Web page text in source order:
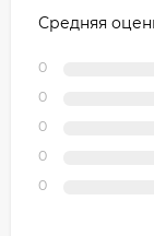
Средняя
0
0
0
0
0